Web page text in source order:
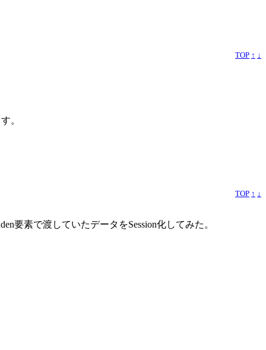
TOP ↑ ↓
。
TOP ↑ ↓
要素で渡していたデータをSession化してみた。